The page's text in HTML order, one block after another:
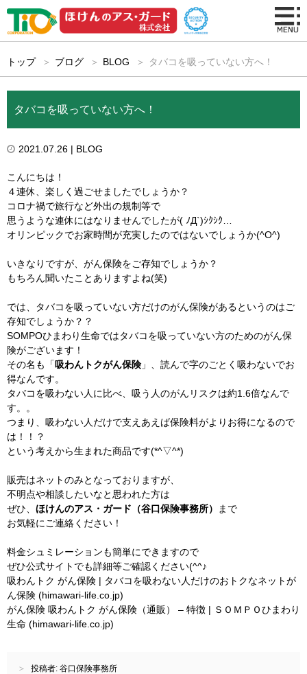
トップ ブログ BLOG タバコを吸っていない方へ！
タバコを吸っていない方へ！
2021.07.26 | BLOG
こんにちは！
４連休、楽しく過ごせましたでしょうか？
コロナ禍で旅行など外出の規制等で
思うような連休にはなりませんでしたが( ﾉД`)ｼｸｼｸ…
オリンピックでお家時間が充実したのではないでしょうか(^O^)
いきなりですが、がん保険をご存知でしょうか？
もちろん聞いたことありますよね(笑)
では、タバコを吸っていない方だけのがん保険があるというのはご
存知でしょうか？？
SOMPOひまわり生命ではタバコを吸っていない方のためのがん保
険がございます！
その名も「 吸わんトクがん保険」、読んで字のごとく吸わないでお
得なんです。
タバコを吸わない人に比べ、吸う人のがんリスクは約1.6倍なんで
す。。
つまり、吸わない人だけで支えあえば保険料がよりお得になるので
は！！？
という考えから生まれた商品です(*^▽^*)
販売はネットのみとなっておりますが、
不明点や相談したいなと思われた方は
ぜひ、 ほけんのアス・ガード（谷口保険事務所）
まで
お気軽にご連絡ください！
料金シュミレーションも簡単にできますので
ぜひ公式サイトでも詳細等ご確認ください(^^♪
吸わんトク がん保険 | タバコを吸わない人だけのおトクなネットが
ん保険 (himawari-life.co.jp)
がん保険 吸わんトク がん保険（通販） – 特徴 | ＳＯＭＰＯひまわり
生命 (himawari-life.co.jp)
投稿者: 谷口保険事務所